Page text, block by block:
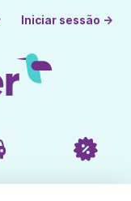
Iniciar sessão →